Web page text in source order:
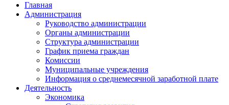
Главная
Администрация
Руководство администрации
Органы администрации
Структура администрации
График приема граждан
Комиссии
Муниципальные учреждения
Информация о среднемесячной заработной плате
Деятельность
Экономика